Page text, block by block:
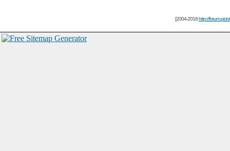
[2004-2018http://